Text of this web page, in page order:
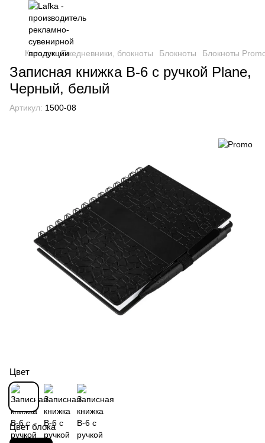
Каталог Ежедневники, блокноты Блокноты Блокноты
Записная книжка B-6 с ручкой Plane,
Черный, белый
Артикул: 1500-08
Цвет
Цвет блока